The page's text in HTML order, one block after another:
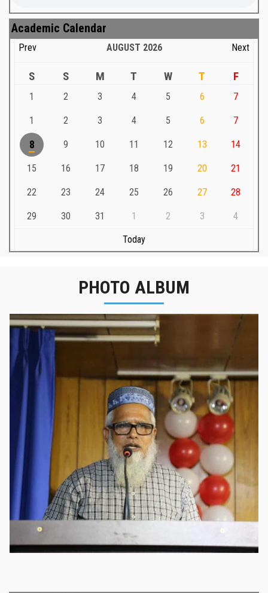
Academic Calendar
Prev AUGUST 2026 Next
S S M T W T F
1 2 3 4 5 6 7
1 2 3 4 5 6 7
8 9 10 11 12 13 14
15 16 17 18 19 20 21
22 23 24 25 26 27 28
29 30 31 1 2 3 4
Today
PHOTO ALBUM
নবীনবরণ - ২০২৫